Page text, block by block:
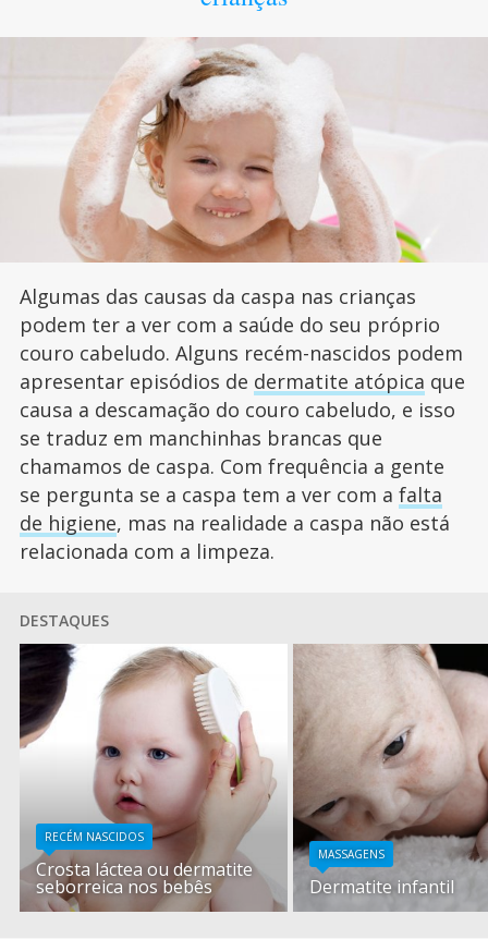
Algumas das causas da caspa nas crianças
podem ter a ver com a saúde do seu próprio
couro cabeludo. Alguns recém-nascidos podem
apresentar episódios de dermatite atópica que
causa a descamação do couro cabeludo, e isso
se traduz em manchinhas brancas que
chamamos de caspa. Com frequência a gente
se pergunta se a caspa tem a ver com a falta
de higiene, mas na realidade a caspa não está
relacionada com a limpeza.
DESTAQUES
RECÉM NASCIDOS
Crosta láctea ou dermatite
seborreica nos bebês
MASSAGENS
Dermatite infantil